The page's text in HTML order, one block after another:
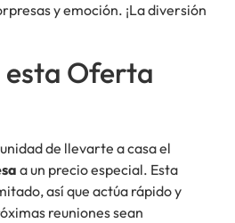
y emoción. ¡La diversión
esta Oferta
de llevarte a casa el
a un precio especial. Esta
así que actúa rápido y
reuniones sean